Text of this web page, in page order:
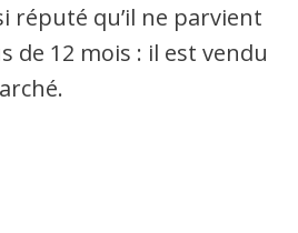
réputé qu’il ne parvient
de 12 mois : il est vendu